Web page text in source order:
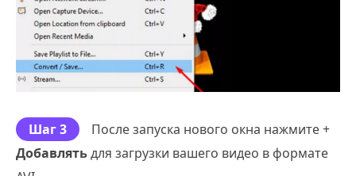
Шаг 3
После запуска нового окна нажмите +
Добавлятьдля загрузки вашего видео в формате